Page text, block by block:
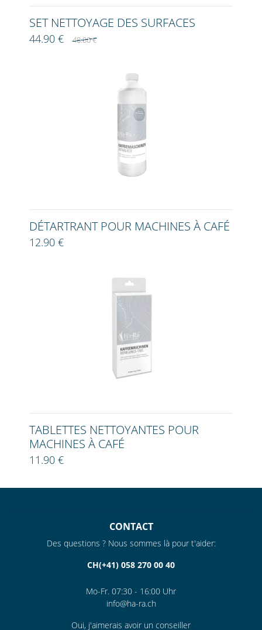
SET NETTOYAGE DES SURFACES
44.90 €48.80 €
DÉTARTRANT POUR MACHINES À CAFÉ
12.90 €
TABLETTES NETTOYANTES POUR
MACHINES À CAFÉ
11.90 €
CONTACT
Des questions ? Nous sommes là pour t'aider:
CH(+41) 058 270 00 40
Mo-Fr. 07:30 - 16:00 Uhr
info@ha-ra.ch
Oui, j'aimerais avoir un conseiller